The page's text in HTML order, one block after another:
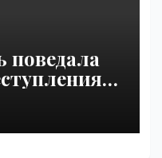
поведала
|